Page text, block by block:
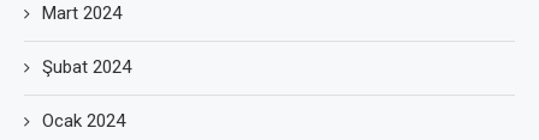
Mart 2024
Şubat 2024
Ocak 2024